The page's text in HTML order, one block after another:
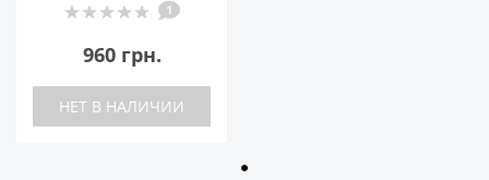
1
960 грн.
НЕТ В НАЛИЧИИ